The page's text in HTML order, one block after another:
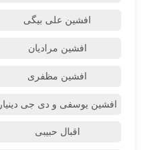
افشین علی بیگی
افشین مرادیان
افشین مظفری
افشین یوسفی و دی جی دینیار
اقبال حبیبی